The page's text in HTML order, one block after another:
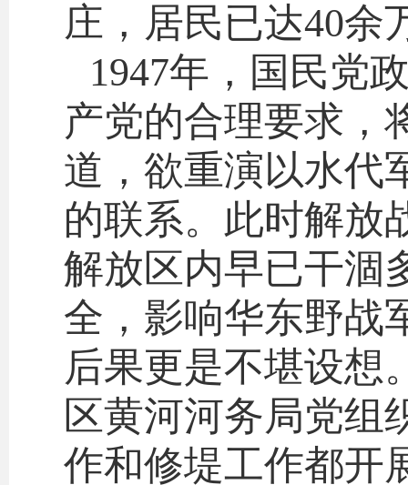
庄，居民已达40余
1947年，国民党
产党的合理要求，
道，欲重演以水代
的联系。此时解放
解放区内早已干涸
全，影响华东野战
后果更是不堪设想
区黄河河务局党组
作和修堤工作都开